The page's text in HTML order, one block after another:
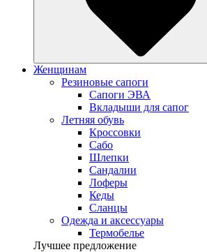
Женщинам
Резиновые сапоги
Cапоги ЭВА
Вкладыши для сапог
Летняя обувь
Кроссовки
Сабо
Шлепки
Сандалии
Лоферы
Кеды
Сланцы
Одежда и аксессуары
Термобелье
Лучшее предложение